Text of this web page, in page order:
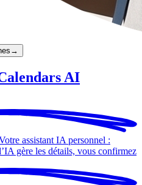
→
AI
assistant IA personnel :
gère les détails, vous confirmez